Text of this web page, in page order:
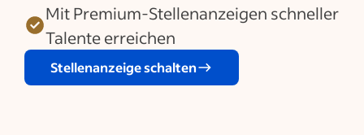
Mit Premium-Stellenanzeigen schneller
Talente erreichen
Stellenanzeige schalten